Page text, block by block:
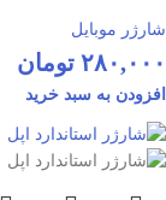
شارژر موبایل
۲۸۰,۰۰۰ تومان
افزودن به سبد خرید